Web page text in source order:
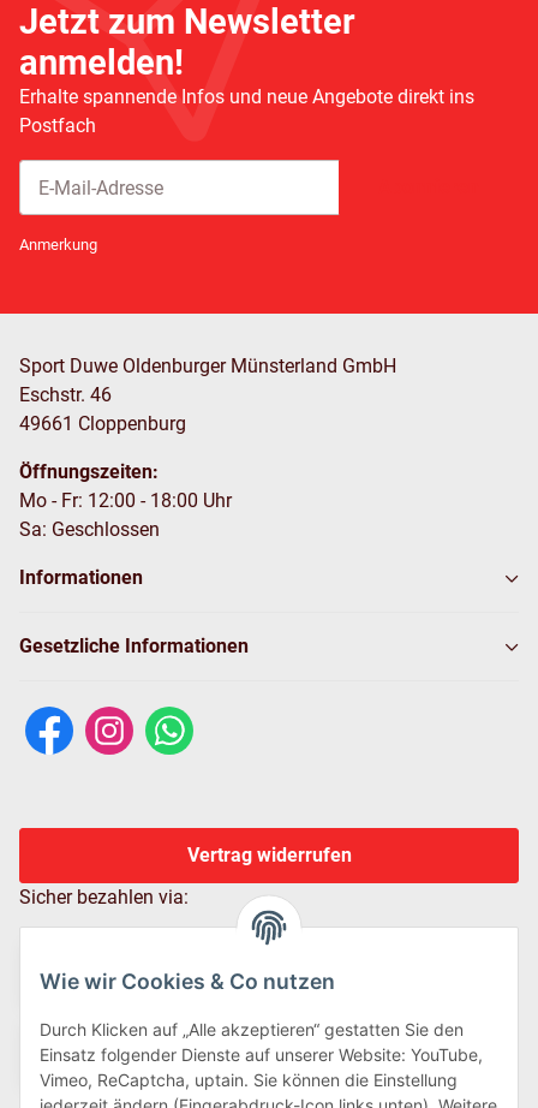
Wie wir Cookies & Co nutzen
Durch Klicken auf „Alle akzeptieren“ gestatten Sie den
Einsatz folgender Dienste auf unserer Website: YouTube,
Vimeo, ReCaptcha, uptain. Sie können die Einstellung
Jetzt zum Newsletter
anmelden!
Erhalte spannende Infos und neue Angebote direkt ins
Postfach
Anmerkung
Sport Duwe Oldenburger Münsterland GmbH
Eschstr. 46
49661 Cloppenburg
Öffnungszeiten:
Mo - Fr: 12:00 - 18:00 Uhr
Sa: Geschlossen
Informationen
Gesetzliche Informationen
Vertrag widerrufen
Sicher bezahlen via: